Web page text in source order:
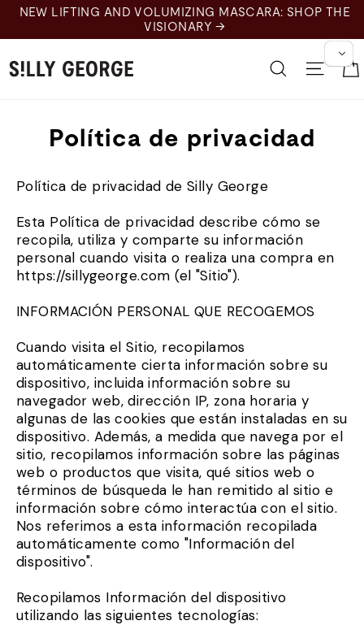
contenido
NEW LIFTING AND VOLUMIZING MASCARA: SHOP THE
VISIONARY →
Buscar en
Política de privacidad
Política de privacidad de Silly George
Esta Política de privacidad describe cómo se
recopila, utiliza y comparte su información
personal cuando visita o realiza una compra en
https://sillygeorge.com (el "Sitio").
INFORMACIÓN PERSONAL QUE RECOGEMOS
Cuando visita el Sitio, recopilamos
automáticamente cierta información sobre su
dispositivo, incluida información sobre su
navegador web, dirección IP, zona horaria y
algunas de las cookies que están instaladas en su
dispositivo. Además, a medida que navega por el
sitio, recopilamos información sobre las páginas
web o productos que visita, qué sitios web o
términos de búsqueda le han remitido al sitio e
información sobre cómo interactúa con el sitio.
Nos referimos a esta información recopilada
automáticamente como "Información del
dispositivo".
Recopilamos Información del dispositivo
utilizando las siguientes tecnologías: